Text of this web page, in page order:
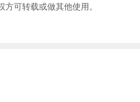
方可转载或做其他使用。